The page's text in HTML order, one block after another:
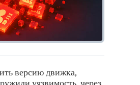
версию движка,
уязвимость, через